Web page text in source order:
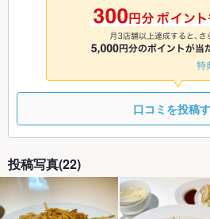
9/6
休 ◎
口コミを投稿
投稿写真(22)